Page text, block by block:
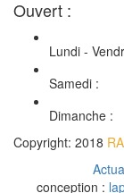
Ouvert :
Lundi -
Samedi :
Dimanche :
Copyright: 2018
conception :